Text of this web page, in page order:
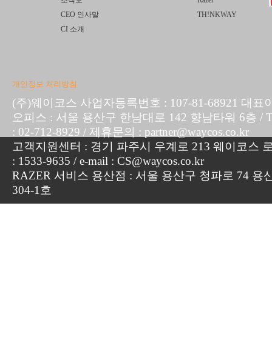
CEO 인사말
CI 소개
TH!NKWAY
개인정보 처리방침
(주)웨이코스 사업자등록번호 : 107-81-68921 대표
오피스 : 서울 용산구 한남대로 142 향남타워 6층 /
: 02-712-8929 / 제휴문의 : partner@waycos.co.kr
고객지원센터 : 경기 파주시 우계로 213 웨이코스
: 1533-9635 / e-mail : CS@waycos.co.kr
RAZER 서비스 용산점 : 서울 용산구 청파로 74 용
304-1호